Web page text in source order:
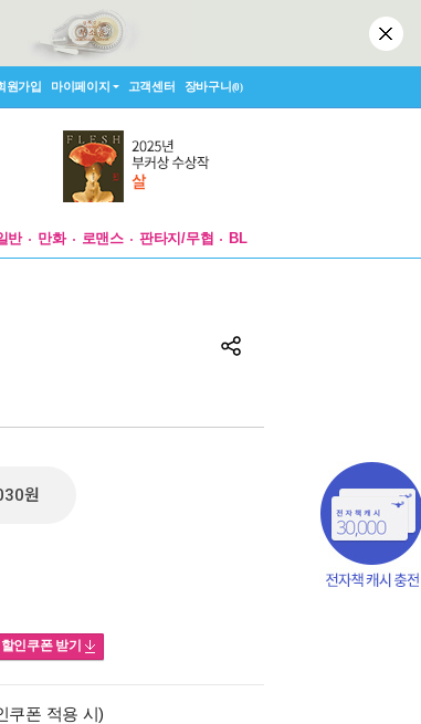
원가입 마이페이지 고객센터 장바구니(0)
반 만화 로맨스 판타지/무협 BL
원
인쿠폰 받기
쿠폰 적용 시)